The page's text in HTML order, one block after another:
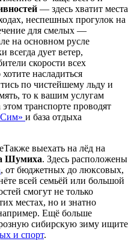
— здесь хватит места
неспешных прогулок на
для смелых —
на основном русле
всегда дует ветер,
скорости всех
насладиться
по чистейшему льду и
то к вашим услугам
транспорте проводят
и база отдыха
Также выехать на лёд на
Шумиха. Здесь расположены
, от бюджетных до люксовых,
всей семьёй или большой
смогут не только
местах, но и знатно
Ещё больше
сибирскую зиму ищите
и спорт.